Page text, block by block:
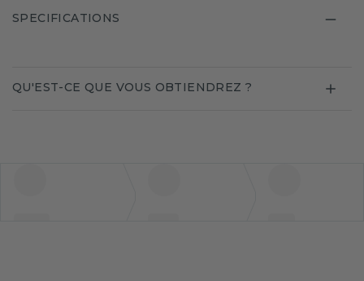
SPECIFICATIONS
QU'EST-CE QUE VOUS OBTIENDREZ ?